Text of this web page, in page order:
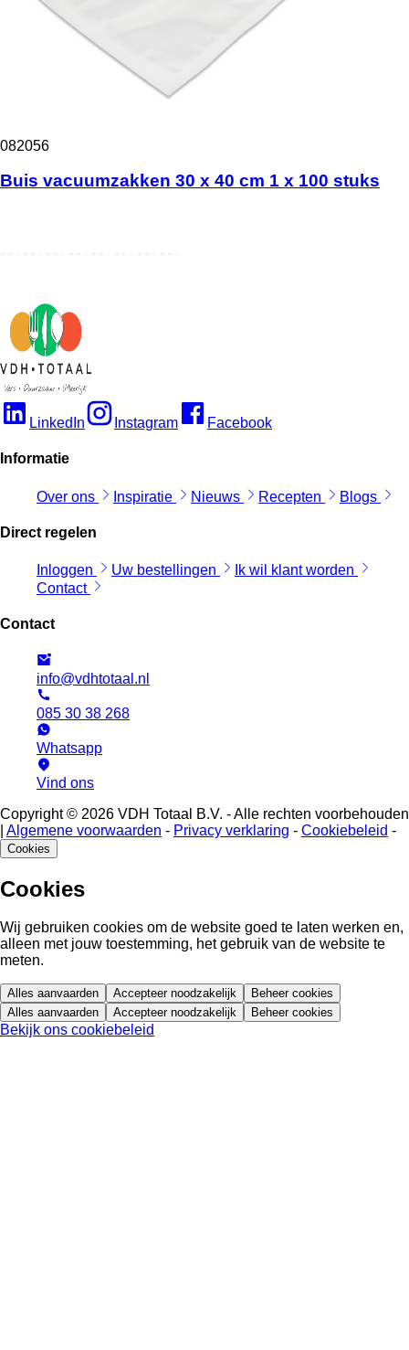
082056
Buis vacuumzakken 30 x 40 cm 1 x 100 stuks
LinkedIn Instagram Facebook
Informatie
Over ons Inspiratie Nieuws Recepten Blogs
Direct regelen
Inloggen Uw bestellingen
Ik wil klant worden
Contact
Contact
info@vdhtotaal.nl
085 30 38 268
Whatsapp
Vind ons
Copyright © 2026 VDH Totaal B.V. - Alle rechten voorbehouden
Algemene voorwaarden - Privacy verklaring - Cookiebeleid -
Cookies
Cookies
Wij gebruiken cookies om de website goed te laten werken en,
alleen met jouw toestemming, het gebruik van de website te
meten.
Alles aanvaarden Accepteer noodzakelijk
Beheer cookies
Alles aanvaarden
Accepteer noodzakelijk Beheer cookies
Bekijk ons cookiebeleid